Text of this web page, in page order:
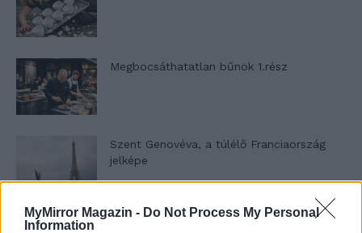
MyMirror Magazin - Do Not Process My Personal
Information
Megbocsáthatatlan bűnök 1.rész
Szent Genovéva, a túlélő Franciaország
jelképe